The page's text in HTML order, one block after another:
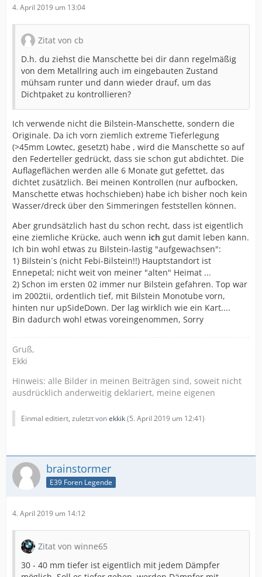
4. April 2019 um 13:04
Zitat von cb
D.h. du ziehst die Manschette bei dir dann regelmäßig
von dem Metallring auch im eingebauten Zustand
mühsam runter und dann wieder drauf, um das
Dichtpaket zu kontrollieren?
Ich verwende nicht die Bilstein-Manschette, sondern die
Originale. Da ich vorn ziemlich extreme Tieferlegung
(>45mm Lowtec, gesetzt) habe , wird die Manschette so auf
den Federteller gedrückt, dass sie schon gut abdichtet. Die
Auflageflächen werden alle 6 Monate gut gefettet, das
dichtet zusätzlich. Bei meinen Kontrollen (nur aufbocken,
Manschette etwas hochschieben) habe ich bisher noch kein
Wasser/dreck über den Simmeringen feststellen können.
Aber grundsätzlich hast du schon recht, dass ist eigentlich
eine ziemliche Krücke, auch wenn ich gut damit leben kann.
Ich bin wohl etwas zu Bilstein-lastig "aufgewachsen":
1) Bilstein´s (nicht Febi-Bilstein!!) Hauptstandort ist
Ennepetal; nicht weit von meiner "alten" Heimat ...
2) Schon im ersten 02 immer nur Bilstein gefahren. Top war
im 2002tii, ordentlich tief, mit Bilstein Monotube vorn,
hinten nur upSideDown. Der lag wirklich wie ein Kart....
Bin dadurch wohl etwas voreingenommen, Sorry
Gruß,
Ekki
Hinweis: alle Bilder in meinen Beiträgen sind, soweit nicht
ausdrücklich anderweitig deklariert, meine eigenen
Einmal editiert, zuletzt vonekkik(5. April 2019 um 12:41)
brainstormer
E39 Foren Legende
4. April 2019 um 14:12
Zitat von winne65
30 - 40 mm tiefer ist eigentlich mit jedem Dämpfer